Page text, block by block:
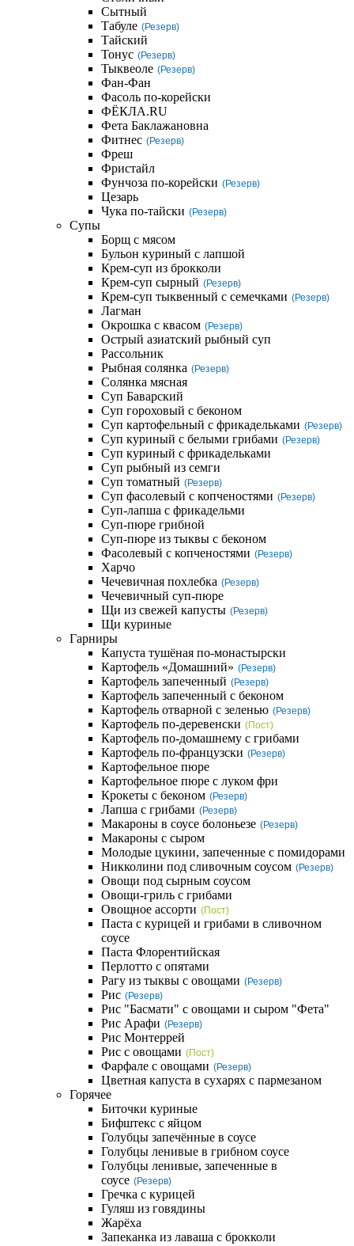
Сытный
Табуле (Резерв)
Тайский
Тонус (Резерв)
Тыквеоле (Резерв)
Фан-Фан
Фасоль по-корейски
ФЁКЛА.RU
Фета Баклажановна
Фитнес (Резерв)
Фреш
Фристайл
Фунчоза по-корейски (Резерв)
Цезарь
Чука по-тайски (Резерв)
Супы
Борщ с мясом
Бульон куриный с лапшой
Крем-суп из брокколи
Крем-суп сырный (Резерв)
Крем-суп тыквенный с семечками (Резерв)
Лагман
Окрошка с квасом (Резерв)
Острый азиатский рыбный суп
Рассольник
Рыбная солянка (Резерв)
Солянка мясная
Суп Баварский
Суп гороховый с беконом
Суп картофельный с фрикадельками (Резерв)
Суп куриный с белыми грибами (Резерв)
Суп куриный с фрикадельками
Суп рыбный из семги
Суп томатный (Резерв)
Суп фасолевый с копченостями (Резерв)
Суп-лапша с фрикадельми
Суп-пюре грибной
Суп-пюре из тыквы с беконом
Фасолевый с копченостями (Резерв)
Харчо
Чечевичная похлебка (Резерв)
Чечевичный суп-пюре
Щи из свежей капусты (Резерв)
Щи куриные
Гарниры
Капуста тушёная по-монастырски
Картофель «Домашний» (Резерв)
Картофель запеченный (Резерв)
Картофель запеченный с беконом
Картофель отварной с зеленью (Резерв)
Картофель по-деревенски (Пост)
Картофель по-домашнему с грибами
Картофель по-французски (Резерв)
Картофельное пюре
Картофельное пюре с луком фри
Крокеты с беконом (Резерв)
Лапша с грибами (Резерв)
Макароны в соусе болоньезе (Резерв)
Макароны с сыром
Молодые цукини, запеченные с помидорами
Никколини под сливочным соусом (Резерв)
Овощи под сырным соусом
Овощи-гриль с грибами
Овощное ассорти (Пост)
Паста с курицей и грибами в сливочном
соусе
Паста Флорентийская
Перлотто с опятами
Рагу из тыквы с овощами (Резерв)
Рис (Резерв)
Рис "Басмати" с овощами и сыром "Фета"
Рис Арафи (Резерв)
Рис Монтеррей
Рис с овощами (Пост)
Фарфале с овощами (Резерв)
Цветная капуста в сухарях с пармезаном
Горячее
Биточки куриные
Бифштекс с яйцом
Голубцы запечённые в соусе
Голубцы ленивые в грибном соусе
Голубцы ленивые, запеченные в
соусе (Резерв)
Гречка с курицей
Гуляш из говядины
Жарёха
Запеканка из лаваша с брокколи